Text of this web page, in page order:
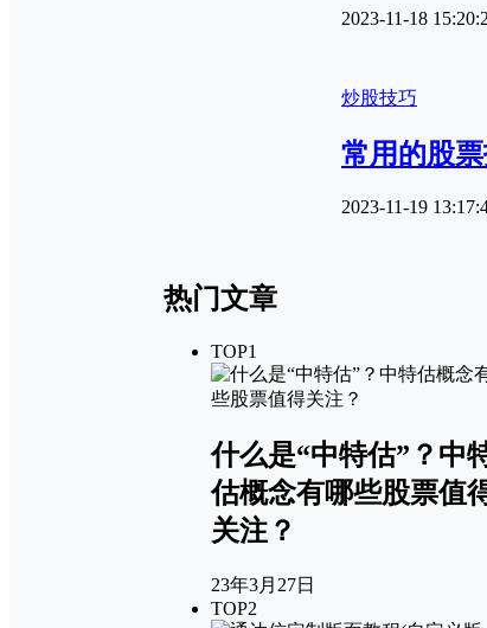
2023-11-18
炒股技巧
常用的股
2023-11-19
热门文章
TOP1
什么是“中特估”？中
估概念有哪些股票值
关注？
23年3月27日
TOP2